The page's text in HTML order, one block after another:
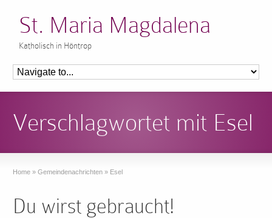
St. Maria Magdalena
Katholisch in Höntrop
Verschlagwortet mit Esel
Home » Gemeindenachrichten » Esel
Du wirst gebraucht!